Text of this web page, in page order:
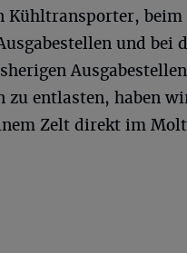
Kühltransporter, beim
und bei
zu entlasten, haben
Zelt direkt im